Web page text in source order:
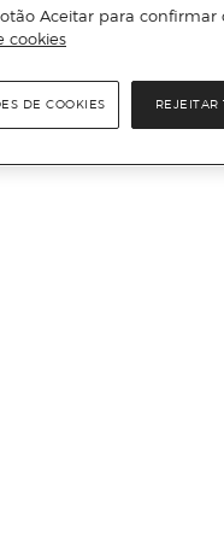
Aceitar para confirmar
cookies
REJEITAR
DE COOKIES